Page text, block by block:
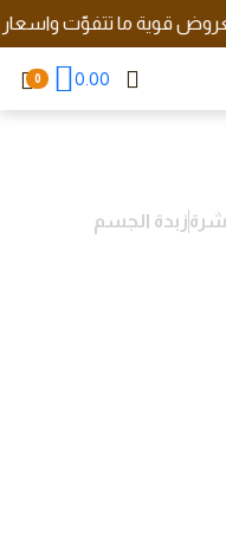
قوية ما تتفوّت واسعار
0.00
0
زبدة الجسم